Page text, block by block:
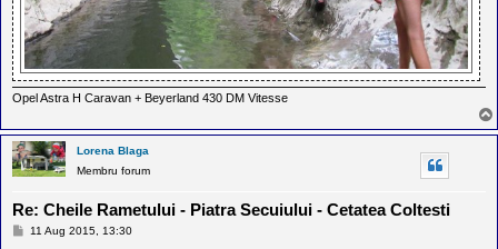
Opel Astra H Caravan + Beyerland 430 DM Vitesse
Lorena Blaga
Membru forum
Re: Cheile Rametului - Piatra Secuiului - Cetatea Coltesti
M
11 Aug 2015, 13:30